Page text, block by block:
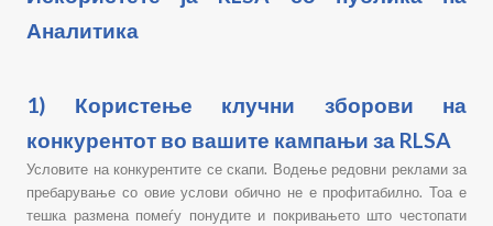
Аналитика
1) Користење клучни зборови на
конкурентот во вашите кампањи за RLSA
Условите на конкурентите се скапи. Водење редовни реклами за
пребарување со овие услови обично не е профитабилно. Тоа е
тешка размена помеѓу понудите и покривањето што честопати